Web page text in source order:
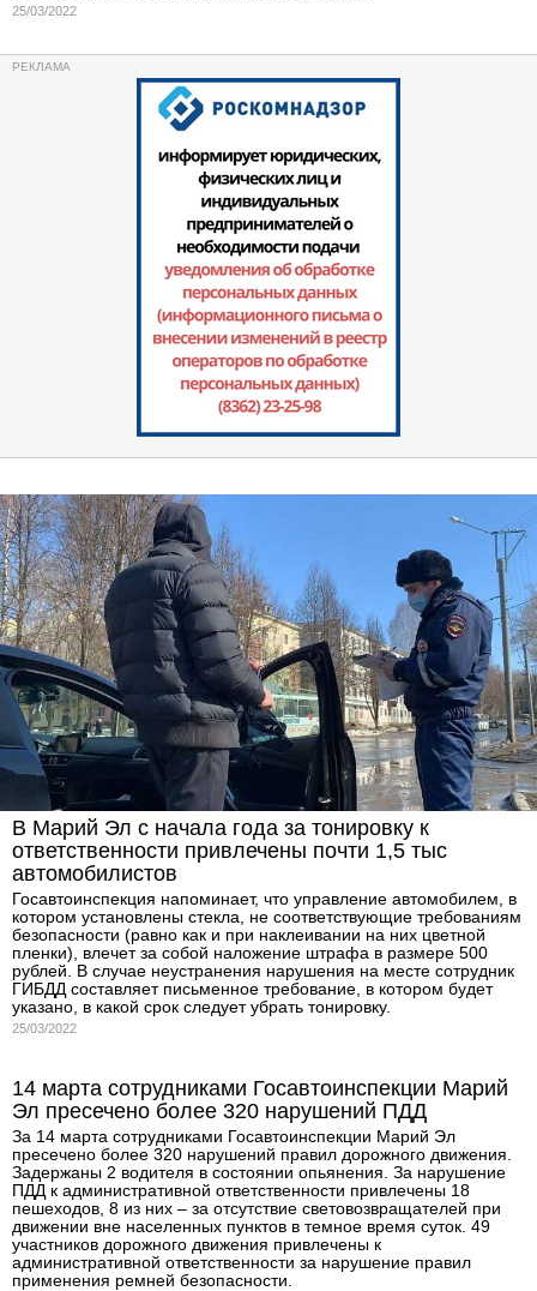
25/03/2022
В Марий Эл с начала года за тонировку к
ответственности привлечены почти 1,5 тыс
автомобилистов
Госавтоинспекция напоминает, что управление автомобилем, в
котором установлены стекла, не соответствующие требованиям
безопасности (равно как и при наклеивании на них цветной
пленки), влечет за собой наложение штрафа в размере 500
рублей. В случае неустранения нарушения на месте сотрудник
ГИБДД составляет письменное требование, в котором будет
указано, в какой срок следует убрать тонировку.
25/03/2022
14 марта сотрудниками Госавтоинспекции Марий
Эл пресечено более 320 нарушений ПДД
За 14 марта сотрудниками Госавтоинспекции Марий Эл
пресечено более 320 нарушений правил дорожного движения.
Задержаны 2 водителя в состоянии опьянения. За нарушение
ПДД к административной ответственности привлечены 18
пешеходов, 8 из них – за отсутствие световозвращателей при
движении вне населенных пунктов в темное время суток. 49
участников дорожного движения привлечены к
административной ответственности за нарушение правил
применения ремней безопасности.